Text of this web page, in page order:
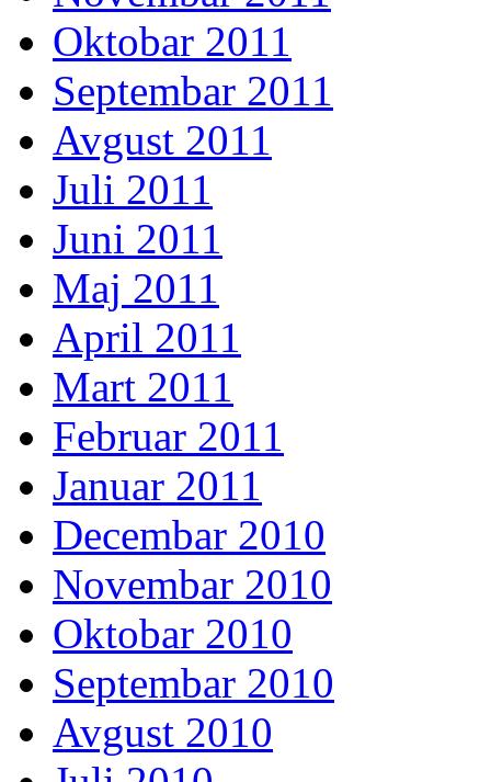
Oktobar 2011
Septembar 2011
Avgust 2011
Juli 2011
Juni 2011
Maj 2011
April 2011
Mart 2011
Februar 2011
Januar 2011
Decembar 2010
Novembar 2010
Oktobar 2010
Septembar 2010
Avgust 2010